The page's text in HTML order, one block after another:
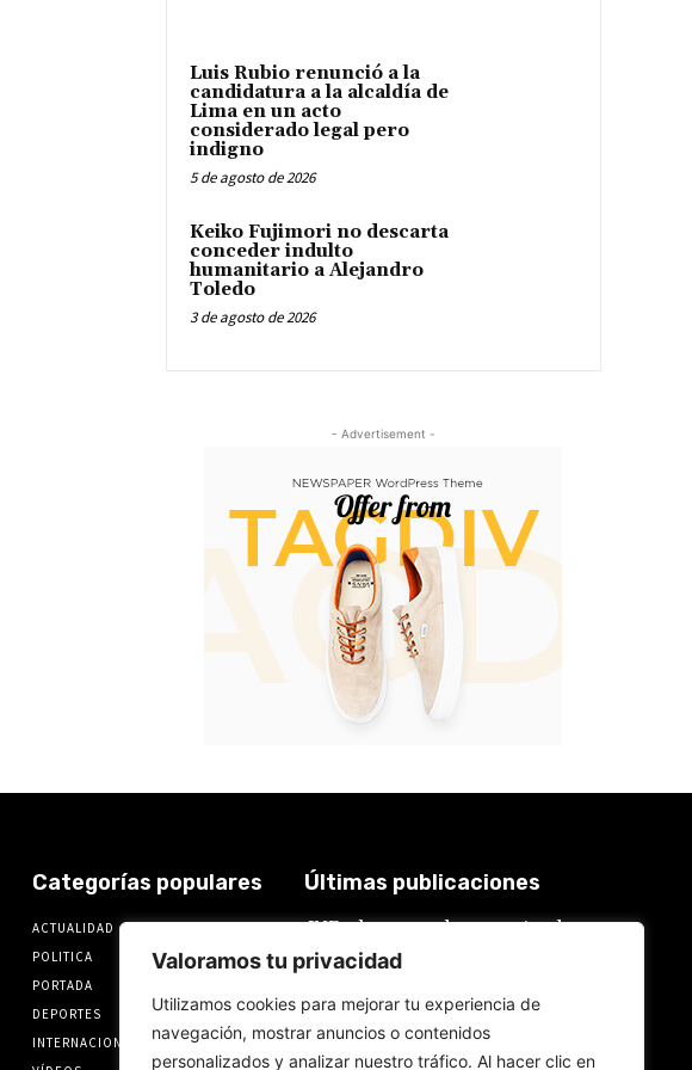
Valoramos tu privacidad
Utilizamos cookies para mejorar tu experiencia de
navegación, mostrar anuncios o contenidos
personalizados y analizar nuestro tráfico. Al hacer clic en
Luis Rubio renunció a la
candidatura a la alcaldía de
Lima en un acto
considerado legal pero
indigno
5 de agosto de 2026
Keiko Fujimori no descarta
conceder indulto
humanitario a Alejandro
Toledo
3 de agosto de 2026
- Advertisement -
Categorías populares
ACTUALIDAD
3921
POLITICA
2018
PORTADA
DEPORTES
577
INTERNACIONALES
559
Últimas publicaciones
JNE y los casos de renuncias de
candidatos a alcaldes similares a
los de López Aliaga: La
reglamento
6 de agosto de 2026